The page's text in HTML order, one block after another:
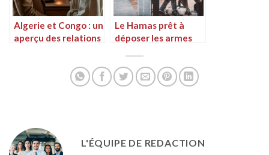
Algerie et Congo : un
aperçu des relations
Le Hamas prêt à
déposer les armes
un transfert de
pouvoir aux
L'ÉQUIPE DE REDACTION